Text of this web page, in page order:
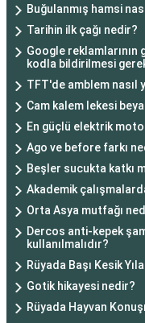
Buğulanmış hamsi
Tarihin ilk çağı nedir?
Google reklamlarının
kodla bildirilmesi
TFT'de amblem nasıl
Cam kalem lekesi
En güçlü elektrik
Ago ve before farkı
Beşler sucukta katkı
Akademik
Orta Asya mutfağı
Dercos anti-kepek
kullanılmalıdır?
Rüyada Başı Kesik
Gotik hikayesi nedir?
Rüyada Hayvan